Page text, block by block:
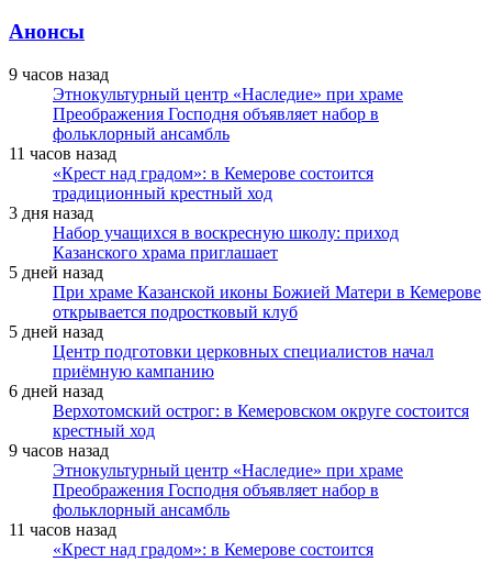
Анонсы
9 часов назад
Этнокультурный центр «Наследие» при храме
Преображения Господня объявляет набор в
фольклорный ансамбль
11 часов назад
«Крест над градом»: в Кемерове состоится
традиционный крестный ход
3 дня назад
Набор учащихся в воскресную школу: приход
Казанского храма приглашает
5 дней назад
При храме Казанской иконы Божией Матери в Кемерове
открывается подростковый клуб
5 дней назад
Центр подготовки церковных специалистов начал
приёмную кампанию
6 дней назад
Верхотомский острог: в Кемеровском округе состоится
крестный ход
9 часов назад
Этнокультурный центр «Наследие» при храме
Преображения Господня объявляет набор в
фольклорный ансамбль
11 часов назад
«Крест над градом»: в Кемерове состоится